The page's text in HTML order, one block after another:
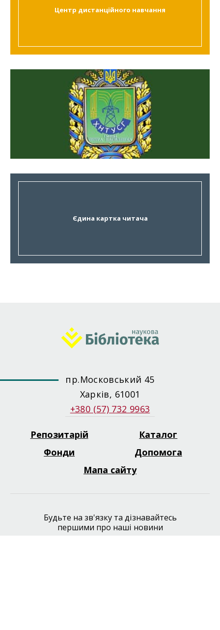
Центр дистанційного навчання
Єдина картка читача
пр.Московський 45
Харків, 61001
+380 (57) 732 9963
FooterРепозитарій
Каталог
Фонди
Допомога
Мапа сайту
Будьте на зв'язку та дізнавайтесь
першими про наші новини